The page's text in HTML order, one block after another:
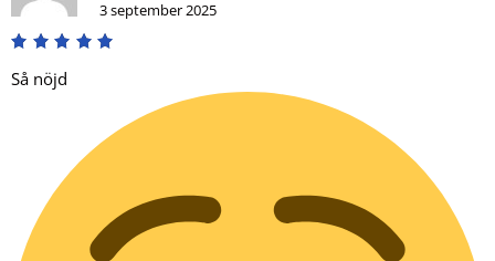
3 september 2025
Så nöjd